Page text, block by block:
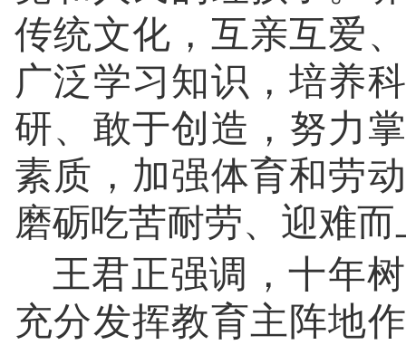
传统文化，互亲互爱
广泛学习知识，培养
研、敢于创造，努力
素质，加强体育和劳
磨砺吃苦耐劳、迎难
王君正强调，十年
充分发挥教育主阵地